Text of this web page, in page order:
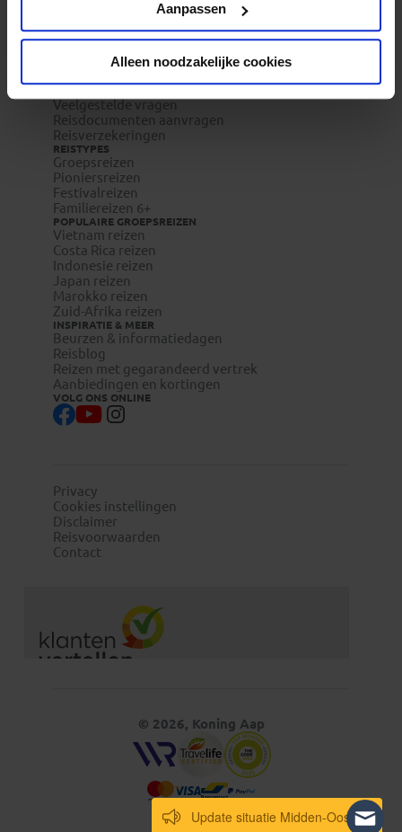
Aanpassen
Alleen noodzakelijke cookies
REIZEN MET KONING AAP
Waarom Koning Aap?
Bestemmingen
Vacatures
Veelgestelde vragen
Reisdocumenten aanvragen
Reisverzekeringen
REISTYPES
Groepsreizen
Pioniersreizen
Festivalreizen
Familiereizen 6+
POPULAIRE GROEPSREIZEN
Vietnam reizen
Costa Rica reizen
Indonesie reizen
Japan reizen
Marokko reizen
Zuid-Afrika reizen
INSPIRATIE & MEER
Beurzen & informatiedagen
Reisblog
Reizen met gegarandeerd vertrek
Aanbiedingen en kortingen
VOLG ONS ONLINE
Privacy
Cookies instellingen
Disclaimer
Reisvoorwaarden
Contact
© 2026, Koning Aap
Update situatie Midden-Oosten